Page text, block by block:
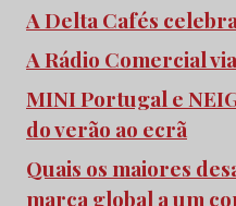
A Delta Cafés
A Rádio Comercial
MINI Portugal e
do verão ao ecrã
Quais os maiores
marca global a um